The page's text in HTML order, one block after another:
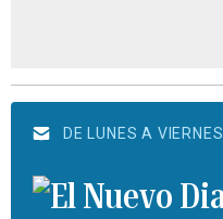
DE LUNES A VIERNES